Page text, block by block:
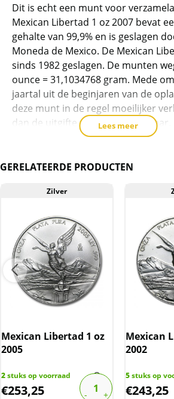
dit
product
toe
te
voegen
Dit is echt een munt voor
Mexican Libertad 1 oz 2007 bevat
gehalte van 99,9% en is geslagen
Moneda de Mexico. De Mexican
sinds 1982 geslagen. De munten
ounce = 31,1034768 gram. Mede
jaartal uit de beginjaren van de
deze munt in de regel moeilijker
dan de uitgifte van het huidige jaar.
Levering
Kwaliteit
De munten worden uit voorraad
komen daarmee niet rechtstreeks
producent af. De munten kunnen
krassen, aanslag en/of
BTW
verhandeld. Dit houdt in dat wij
over de marge die wij behalen op
factuur vermeld worden. De prijs
website is inclusief btw
Lees meer
GERELATEERDE PRODUCTEN
Zilver
Mexican Libertad 1 oz
2005
2stuks op voorraad
€253,25
Mexican
2002
5stuks op
€243,25